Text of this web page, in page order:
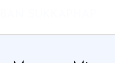
contenu